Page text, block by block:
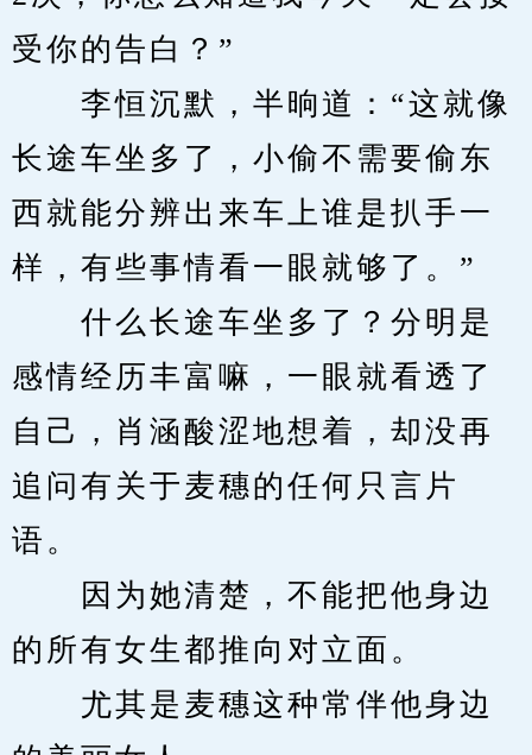
受你的告白？”
李恒沉默，半晌道：“这就像
长途车坐多了，小偷不需要偷东
西就能分辨出来车上谁是扒手一
样，有些事情看一眼就够了。”
什么长途车坐多了？分明是
感情经历丰富嘛，一眼就看透了
自己，肖涵酸涩地想着，却没再
追问有关于麦穗的任何只言片
语。
因为她清楚，不能把他身边
的所有女生都推向对立面。
尤其是麦穗这种常伴他身边